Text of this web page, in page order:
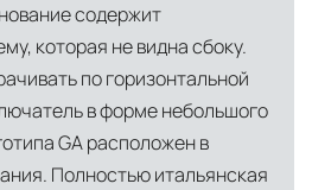
содержит
которая не видна сбоку.
по горизонтальной
в форме небольшого
GA расположен в
Полностью итальянская